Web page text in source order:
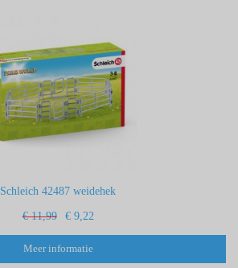
Schleich 42487 weidehek
€ 11,99 € 9,22
Meer informatie